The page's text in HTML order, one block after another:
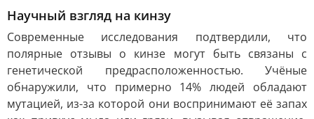
Научный взгляд на кинзу
Современные исследования подтвердили, что
полярные отзывы о кинзе могут быть связаны с
генетической предрасположенностью. Учёные
обнаружили, что примерно 14% людей обладают
мутацией, из-за которой они воспринимают её запах